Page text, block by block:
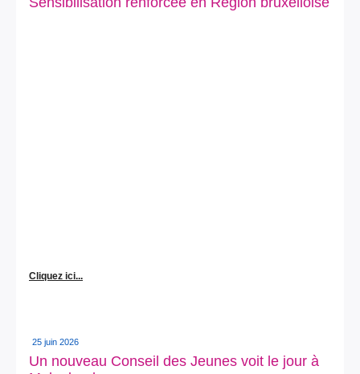
Cliquez ici...
25 juin 2026
Un nouveau Conseil des Jeunes voit le jour à